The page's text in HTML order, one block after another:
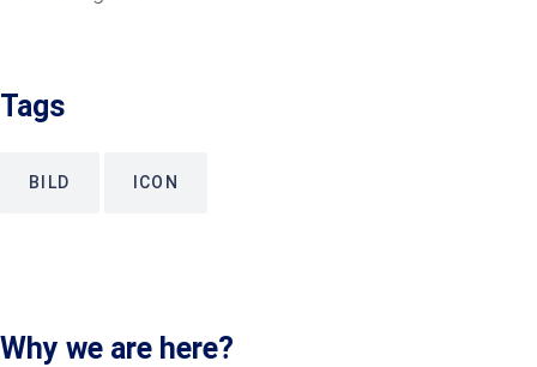
Tags
BILD ICON
Why we are here?